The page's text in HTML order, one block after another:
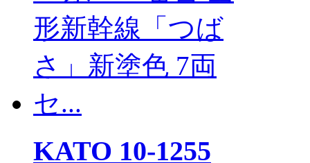
KATO 10-1255